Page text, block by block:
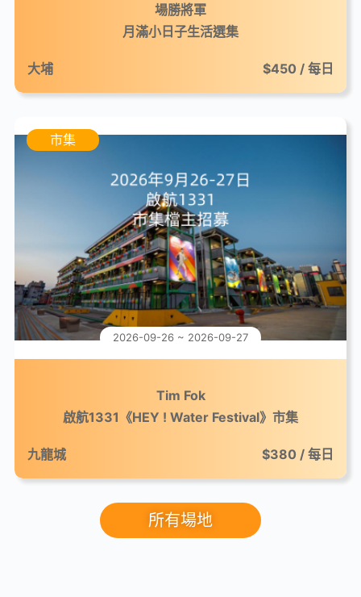
場勝將軍
月滿小日子生活選集
大埔 $450 / 每日
市集
2026-09-26 ~ 2026-09-27
Tim Fok
啟航1331《HEY ! Water Festival》市集
九龍城 $380 / 每日
所有場地